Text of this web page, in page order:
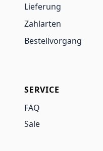
Lieferung
Zahlarten
Bestellvorgang
SERVICE
FAQ
Sale